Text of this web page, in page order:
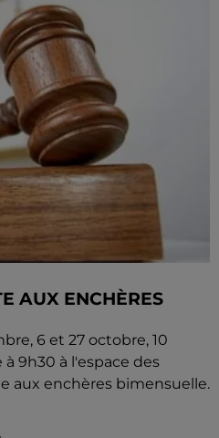
AUX ENCHÈRES
6 et 27 octobre, 10
9h30 à l'espace des
aux enchères bimensuelle.